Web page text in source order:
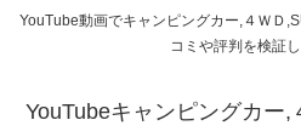
YouTube動画でキャンピングカー,４ＷＤ
コミや評判を検証し
YouTubeキャンピングカー,